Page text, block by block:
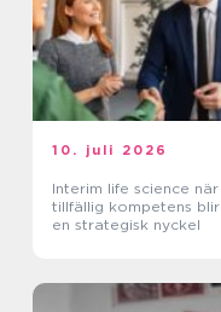
10. juli 2026
Interim life science när
tillfällig kompetens blir
en strategisk nyckel